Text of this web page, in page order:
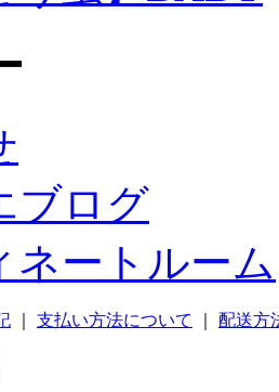
ブログ
ネートルーム
支払い方法について 配送方